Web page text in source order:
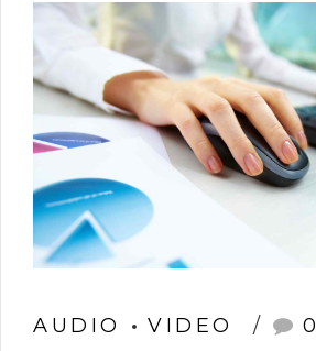
AUDIO VIDEO 0